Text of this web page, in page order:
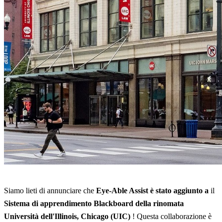
Siamo lieti di annunciare che Eye-Able Assist è stato aggiunto a il
Sistema di apprendimento Blackboard della rinomata
Università dell'Illinois, Chicago (UIC) ! Questa collaborazione è